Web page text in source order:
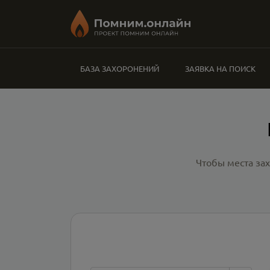
БАЗА ЗАХОРОНЕНИЙ ЗАЯВКА НА ПОИСК
Чтобы места